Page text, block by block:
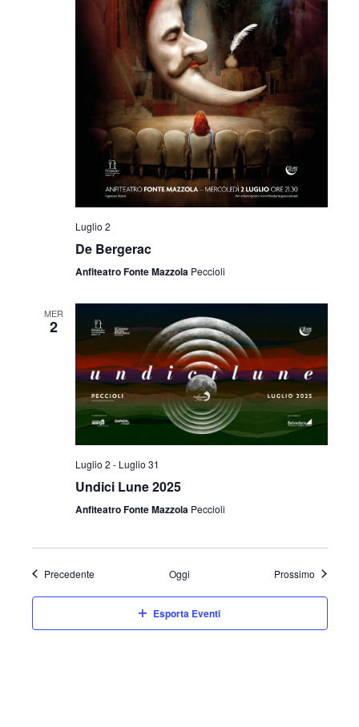
Luglio 2
De Bergerac
Anfiteatro Fonte Mazzola Peccioli
MER
2
Luglio 2 - Luglio 31
Undici Lune 2025
Anfiteatro Fonte Mazzola Peccioli
PrecedenteEventi Oggi Prossimo Eventi
Esporta Eventi